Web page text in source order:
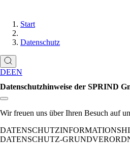
Start
Datenschutz
DEEN
Datenschutzhinweise der SPRIND
Link zum Abschnitt kopieren:
Wir freuen uns über Ihren Besuch auf
DATENSCHUTZ-